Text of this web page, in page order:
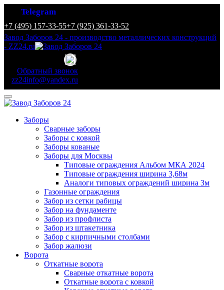
+7 (495) 157-33-55+7 (925) 361-33-52
Завод Заборов 24 - производство металлических конструкций
- ZZ24.ru
Telegram
Обратный звонок
zz24info@yandex.ru
Заборы
Сварные заборы
Заборы с ковкой
Заборы кованые
Заборы для Москвы
Типовые ограждения Альбом МКА 2024
Типовые ограждения ширина 3,68м
Аналоги типовых ограждений ширина 3м
Газонные ограждения
Забор из сетки рабицы
Забор на фундаменте
Забор из профлиста
Забор из штакетника
Забор с кирпичными столбами
Забор жалюзи
Ворота
Откатные ворота
Сварные откатные ворота
Откатные ворота с ковкой